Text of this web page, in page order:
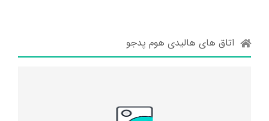
اتاق های هالیدی هوم پدجو